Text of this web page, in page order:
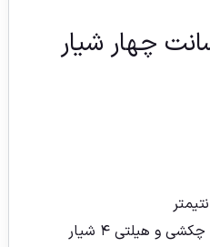
تخریب ۴۰ سانت چهار شیار
و هیلتی ۴ شیار